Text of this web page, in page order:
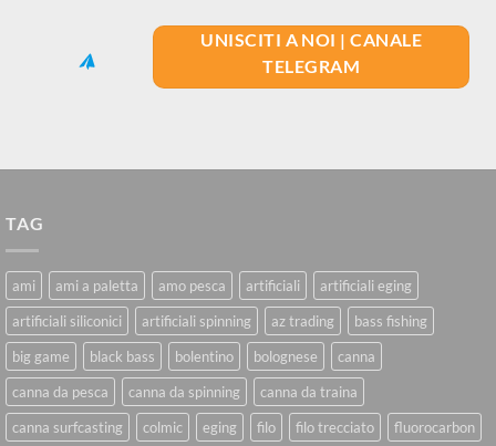
UNISCITI A NOI | CANALE
TELEGRAM
TAG
ami ami a paletta amo pesca artificiali
artificiali eging
artificiali siliconici
artificiali spinning az trading
bass fishing
big game
black bass bolentino bolognese
canna
canna da pesca
canna da spinning
canna da traina
canna surfcasting
colmic eging filo filo trecciato fluorocarbon